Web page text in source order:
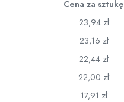
Cena za sztukę
23,94 zł
23,16 zł
22,44 zł
22,00 zł
17,91 zł